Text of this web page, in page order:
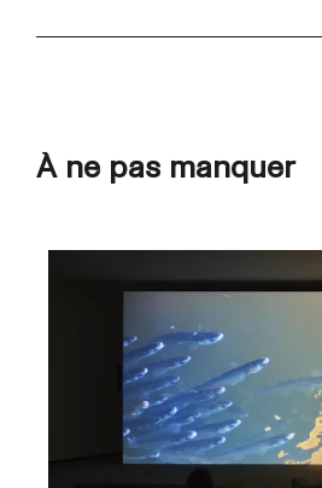
À ne pas manquer